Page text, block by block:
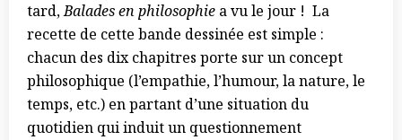
tard,Balades en philosophie a vu le jour ! La
recette de cette bande dessinée est simple :
chacun des dix chapitres porte sur un concept
philosophique (l’empathie, l’humour, la nature, le
temps, etc.) en partant d’une situation du
quotidien qui induit un questionnement